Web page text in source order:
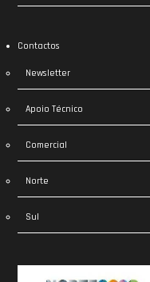
Contactos
Newsletter
Apoio Técnico
Comercial
Norte
Sul